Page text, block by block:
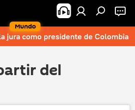
Mundo
jura como presidente de Colombia
del